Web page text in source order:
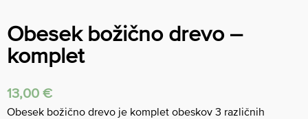
Obesek božično drevo –
komplet
13,00 €
Obesek božično drevo je komplet obeskov 3 različnih